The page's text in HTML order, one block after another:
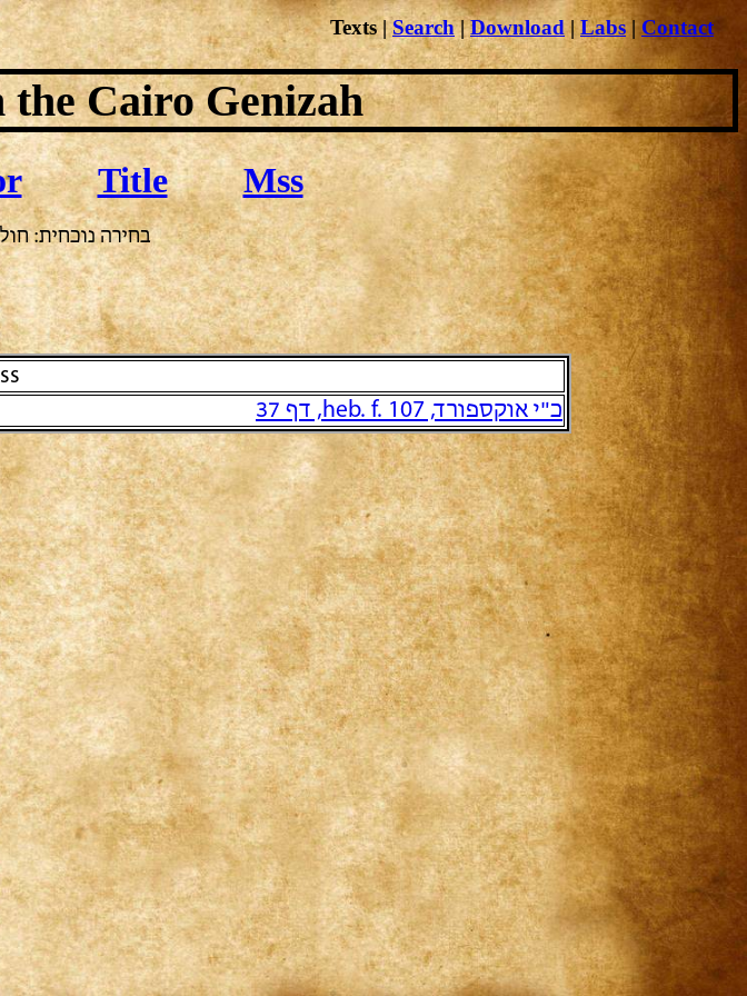
Cairo Genizah
Title Mss
בחירה נוכחית:
כ"י אוקספורד, heb. f. 107, דף 37
Texts|Search|Download|Labs | Contact